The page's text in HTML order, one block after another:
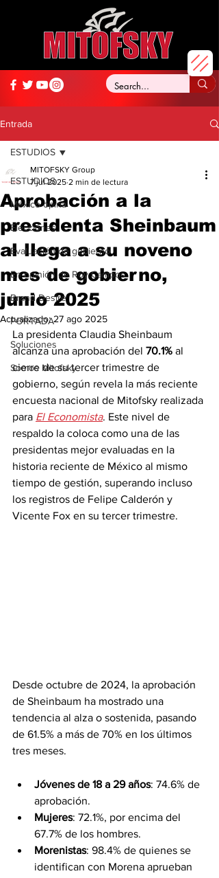
Entrada
ESTUDIOS
México opina
Elecciones
Evaluación de gobierno
En opinión de Roy Campos
Brand Desire
PORTADA
Soluciones
Somos Mitofsky
ESTUDIOS
Aprobación a la
presidenta Sheinbaum
al llega a su noveno
mes de gobierno,
junio 2025
MITOFSKY Group
7 jul 2025 2 min de lectura
Actualizado:27 ago 2025
La presidenta Claudia Sheinbaum
alcanza una aprobación del 70.1% al
cierre de su tercer trimestre de
gobierno, según revela la más reciente
encuesta nacional de Mitofsky realizada
para El Economista. Este nivel de
respaldo la coloca como una de las
presidentas mejor evaluadas en la
historia reciente de México al mismo
tiempo de gestión, superando incluso
los registros de Felipe Calderón y
Vicente Fox en su tercer trimestre.
Desde octubre de 2024, la aprobación
de Sheinbaum ha mostrado una
tendencia al alza o sostenida, pasando
de 61.5% a más de 70% en los últimos
tres meses.
Jóvenes de 18 a 29 años: 74.6% de
aprobación.
Mujeres: 72.1%, por encima del
67.7% de los hombres.
Morenistas: 98.4% de quienes se
identifican con Morena aprueban